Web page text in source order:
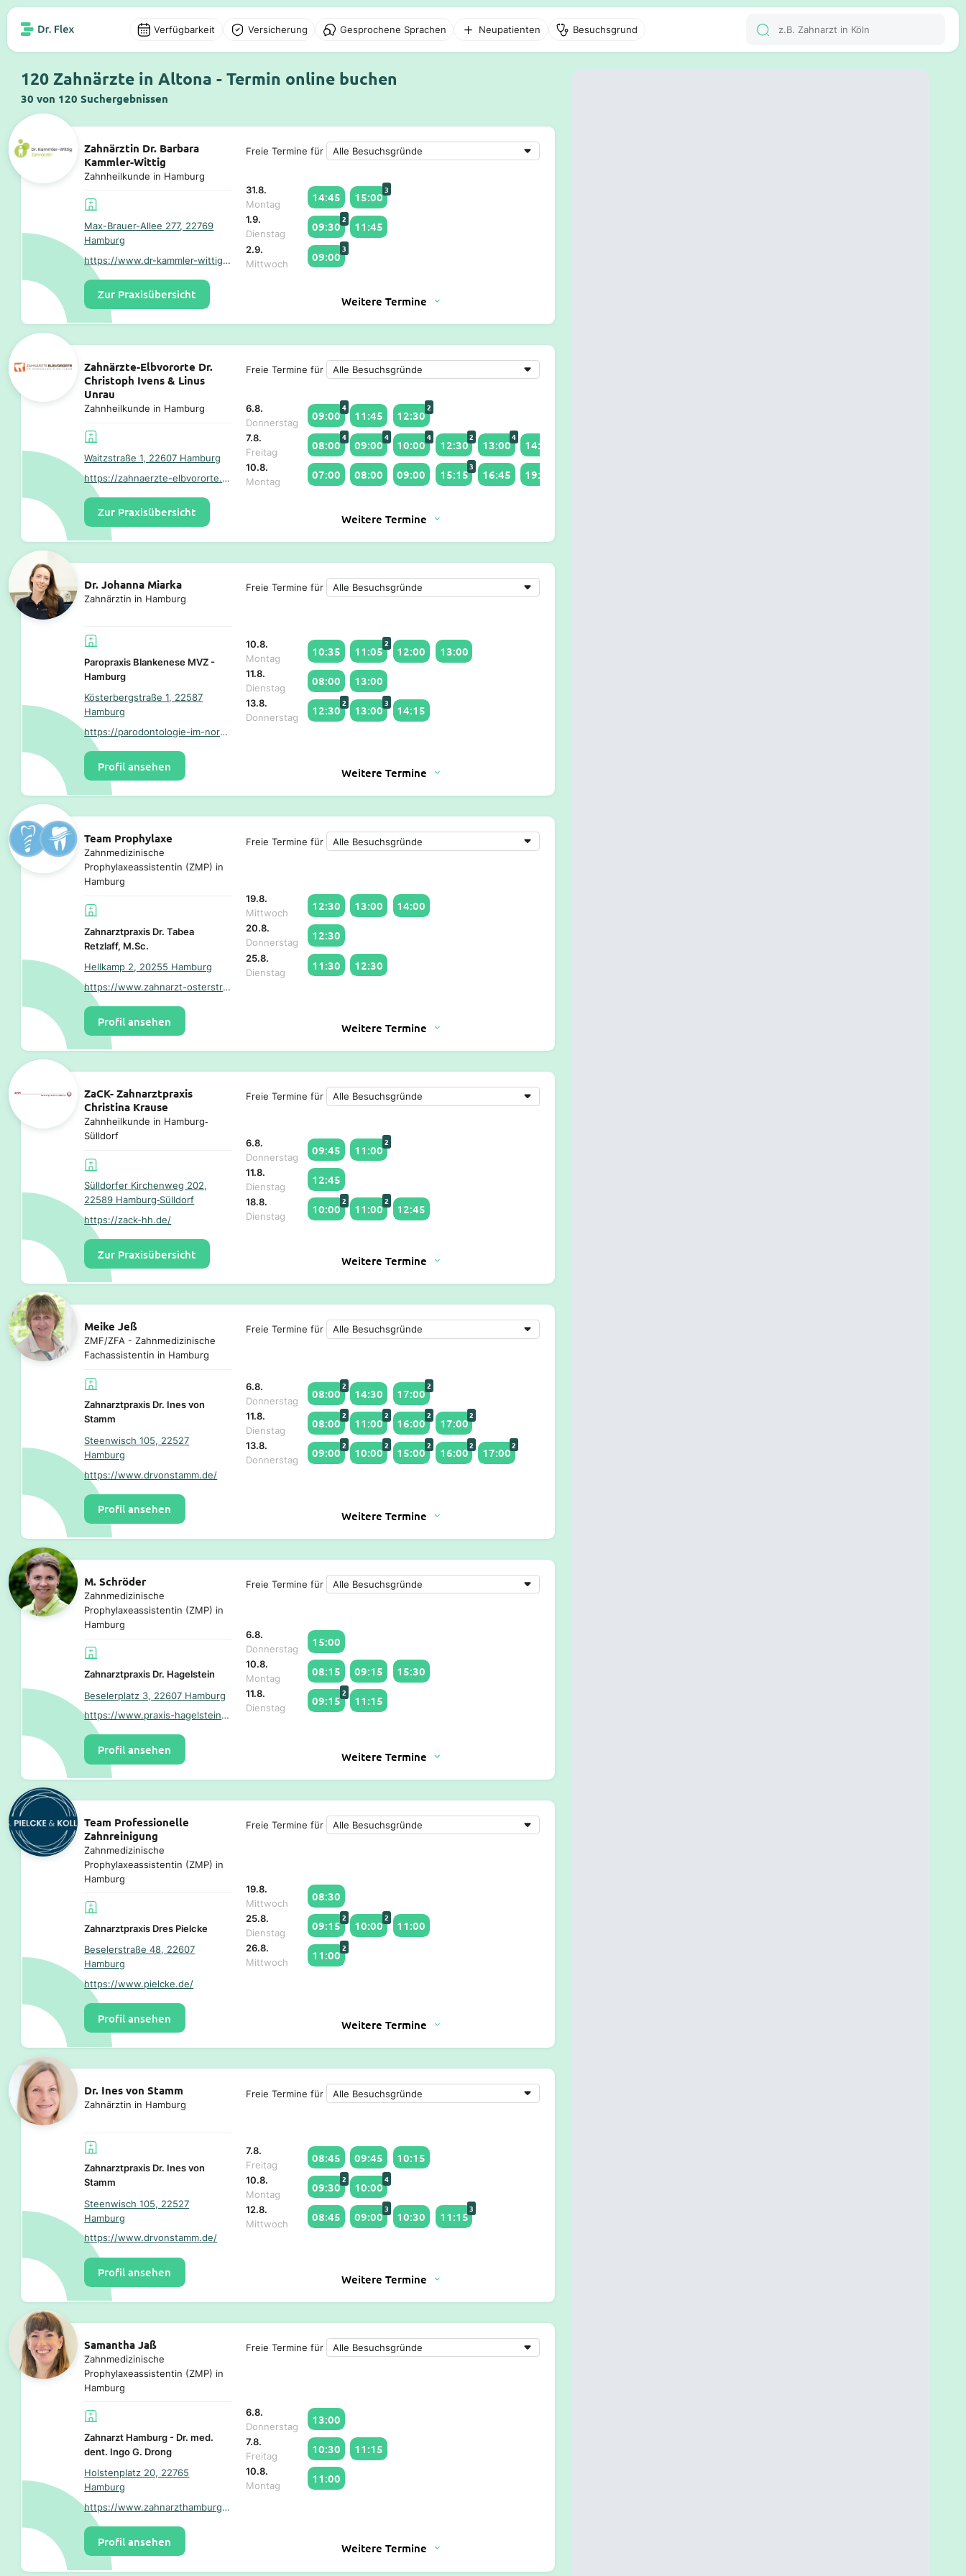
Verfügbarkeit Versicherung Gesprochene Sprachen Neupatienten Besuchsgrund
120 Zahnärzte in Altona - Termin online buchen
30 von 120 Suchergebnissen
Zahnärztin Dr. Barbara
Kammler-Wittig
Zahnheilkunde in Hamburg
Max-Brauer-Allee 277, 22769
Hamburg
https://www.dr-kammler-wittig.de/
Zur Praxisübersicht
Freie Termine für
31.8.
Montag
14:45 15:00
3
1.9.
Dienstag
09:30
2
11:45
2.9.
Mittwoch
09:00
3
Weitere Termine
Zahnärzte-Elbvororte Dr.
Christoph Ivens & Linus
Unrau
Zahnheilkunde in Hamburg
Waitzstraße 1, 22607 Hamburg
https://zahnaerzte-elbvororte.de/
Zur Praxisübersicht
Freie Termine für
6.8.
Donnerstag
09:00
4
11:45 12:30
2
7.8.
Freitag
08:00
4
09:00
4
10:00
4
12:30
2
13:00
4
14:15
10.8.
Montag
07:00 08:00 09:00 15:15
3
16:45 19:30
Weitere Termine
Dr. Johanna Miarka
Zahnärztin in Hamburg
Paropraxis Blankenese MVZ -
Hamburg
Kösterbergstraße 1, 22587
Hamburg
https://parodontologie-im-norden.de/
Profil ansehen
Freie Termine für
10.8.
Montag
10:35 11:05
2
12:00 13:00
11.8.
Dienstag
08:00 13:00
13.8.
Donnerstag
12:30
2
13:00
3
14:15
Weitere Termine
Team Prophylaxe
Zahnmedizinische
Prophylaxeassistentin (ZMP) in
Hamburg
Zahnarztpraxis Dr. Tabea
Retzlaff, M.Sc.
Hellkamp 2, 20255 Hamburg
https://www.zahnarzt-osterstrasse.de/
Profil ansehen
Freie Termine für
19.8.
Mittwoch
12:30 13:00 14:00
20.8.
Donnerstag
12:30
25.8.
Dienstag
11:30 12:30
Weitere Termine
ZaCK- Zahnarztpraxis
Christina Krause
Zahnheilkunde in Hamburg‐
Sülldorf
Sülldorfer Kirchenweg 202,
22589 Hamburg‐Sülldorf
https://zack-hh.de/
Zur Praxisübersicht
Freie Termine für
6.8.
Donnerstag
09:45 11:00
2
11.8.
Dienstag
12:45
18.8.
Dienstag
10:00
2
11:00
2
12:45
Weitere Termine
Meike Jeß
ZMF/ZFA - Zahnmedizinische
Fachassistentin in Hamburg
Zahnarztpraxis Dr. Ines von
Stamm
Steenwisch 105, 22527
Hamburg
https://www.drvonstamm.de/
Profil ansehen
Freie Termine für
6.8.
Donnerstag
08:00
2
14:30 17:00
2
11.8.
Dienstag
08:00
2
11:00
2
16:00
2
17:00
2
13.8.
Donnerstag
09:00
2
10:00
2
15:00
2
16:00
2
17:00
2
Weitere Termine
M. Schröder
Zahnmedizinische
Prophylaxeassistentin (ZMP) in
Hamburg
Zahnarztpraxis Dr. Hagelstein
Beselerplatz 3, 22607 Hamburg
https://www.praxis-hagelstein.de/
Profil ansehen
Freie Termine für
6.8.
Donnerstag
15:00
10.8.
Montag
08:15 09:15 15:30
11.8.
Dienstag
09:15
2
11:15
Weitere Termine
Team Professionelle
Zahnreinigung
Zahnmedizinische
Prophylaxeassistentin (ZMP) in
Hamburg
Zahnarztpraxis Dres Pielcke
Beselerstraße 48, 22607
Hamburg
https://www.pielcke.de/
Profil ansehen
Freie Termine für
19.8.
Mittwoch
08:30
25.8.
Dienstag
09:15
2
10:00
2
11:00
26.8.
Mittwoch
11:00
2
Weitere Termine
Dr. Ines von Stamm
Zahnärztin in Hamburg
Zahnarztpraxis Dr. Ines von
Stamm
Steenwisch 105, 22527
Hamburg
https://www.drvonstamm.de/
Profil ansehen
Freie Termine für
7.8.
Freitag
08:45 09:45 10:15
10.8.
Montag
09:30
2
10:00
4
12.8.
Mittwoch
08:45 09:00
3
10:30 11:15
3
Weitere Termine
Samantha Jaß
Zahnmedizinische
Prophylaxeassistentin (ZMP) in
Hamburg
Zahnarzt Hamburg - Dr. med.
dent. Ingo G. Drong
Holstenplatz 20, 22765
Hamburg
https://www.zahnarzthamburg.com/
Profil ansehen
Freie Termine für
6.8.
Donnerstag
13:00
7.8.
Freitag
10:30 11:15
10.8.
Montag
11:00
Weitere Termine